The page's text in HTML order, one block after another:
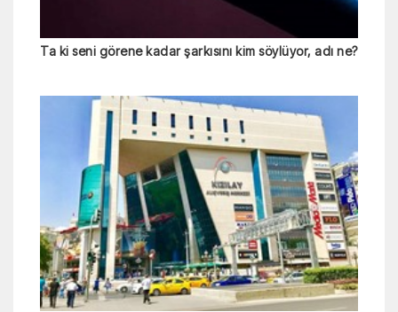
Ta ki seni görene kadar şarkısını kim söylüyor, adı ne?